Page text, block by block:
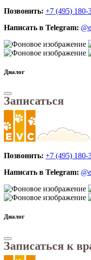
Позвонить: +7 (495) 180-
Написать в Telegram:
Диалог
Записаться
Позвонить: +7 (495) 180-
Написать в Telegram:
Диалог
Записаться к